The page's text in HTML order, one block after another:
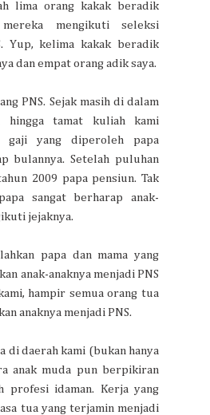
lima orang kakak beradik
mengikuti seleksi
Yup, kelima kakak beradik
dan empat orang adik saya.
PNS. Sejak masih di dalam
hingga tamat kuliah kami
gaji yang diperoleh papa
bulannya. Setelah puluhan
2009 papa pensiun. Tak
sangat berharap anak-
jejaknya.
papa dan mama yang
anak-anaknya menjadi PNS
hampir semua orang tua
anaknya menjadi PNS.
di daerah kami (bukan hanya
anak muda pun berpikiran
profesi idaman. Kerja yang
tua yang terjamin menjadi